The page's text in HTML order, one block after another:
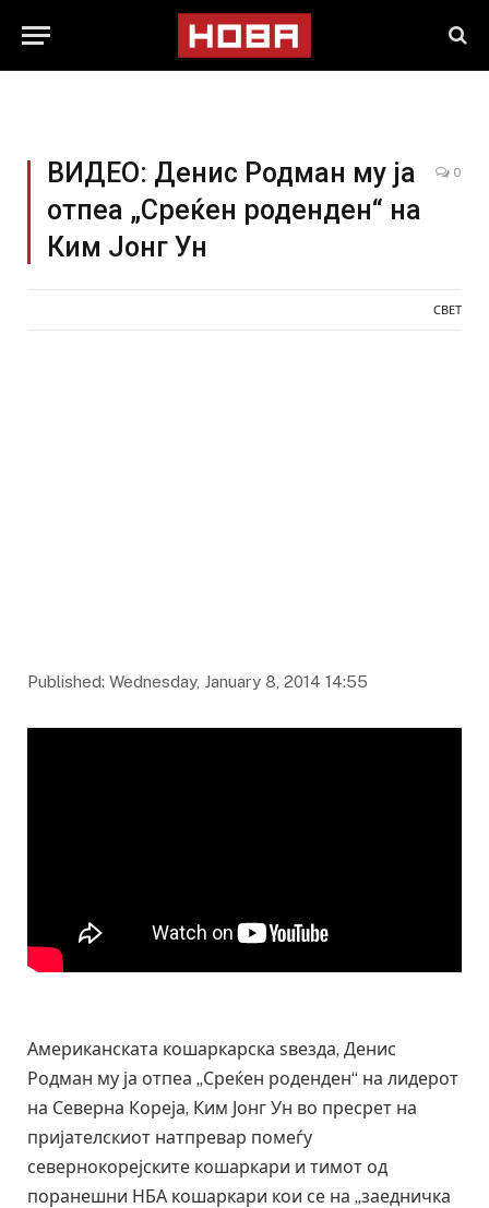
ВИДЕО: Денис Родман му ја
отпеа „Среќен роденден“ на
Ким Јонг Ун
0
СВЕТ
Published: Wednesday, January 8, 2014 14:55
Американската кошаркарска ѕвезда, Денис
Родман му ја отпеа „Среќен роденден“ на лидерот
на Северна Кореја, Ким Јонг Ун во пресрет на
пријателскиот натпревар помеѓу
севернокорејските кошаркари и тимот од
поранешни НБА кошаркари кои се на „заедничка